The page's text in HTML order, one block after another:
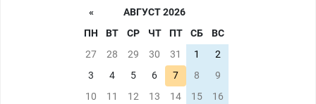
«
АВГУСТ 2026
ПН
ВТ СР ЧТ ПТ СБ
ВС
27
28 29 30 31 1
2
3
4 5 6 7 8
9
10
11 12 13 14 15
16